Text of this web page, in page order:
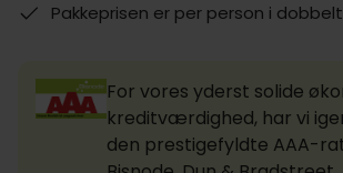
Pakkeprisen er per person i
For vores yderst solide
kreditværdighed, har vi
den prestigefyldte AAA-